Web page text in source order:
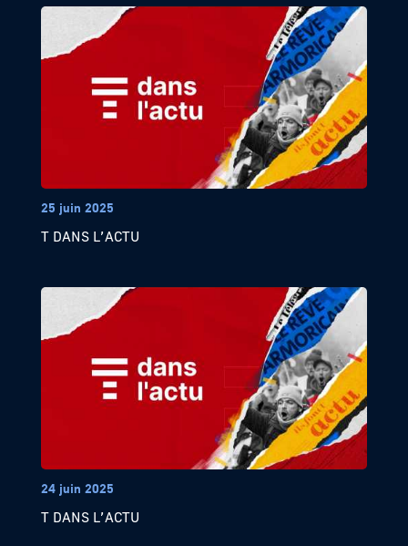
25 juin 2025
T DANS L’ACTU
24 juin 2025
T DANS L’ACTU